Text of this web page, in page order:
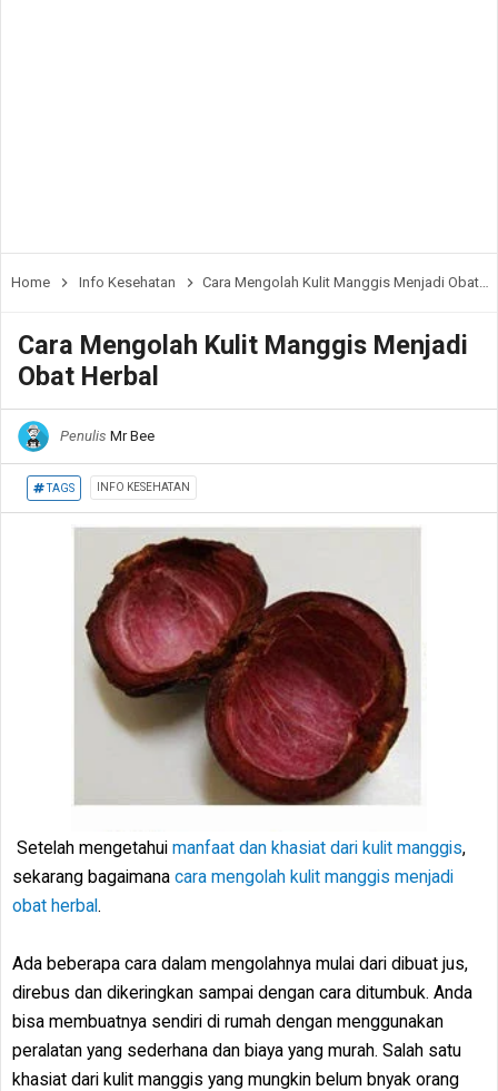
Home Info Kesehatan Cara Mengolah Kulit Manggis Menjadi Obat Herbal
Cara Mengolah Kulit Manggis Menjadi
Obat Herbal
Penulis Mr Bee
TAGS INFO KESEHATAN
Setelah mengetahui manfaat dan khasiat dari kulit manggis,
sekarang bagaimana cara mengolah kulit manggis menjadi
obat herbal.
Ada beberapa cara dalam mengolahnya mulai dari dibuat jus,
direbus dan dikeringkan sampai dengan cara ditumbuk. Anda
bisa membuatnya sendiri di rumah dengan menggunakan
peralatan yang sederhana dan biaya yang murah. Salah satu
khasiat dari kulit manggis yang mungkin belum bnyak orang